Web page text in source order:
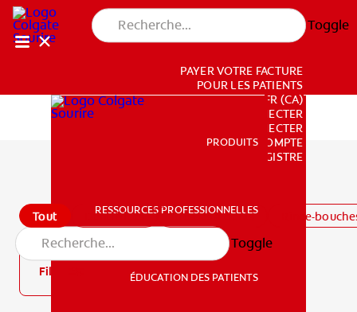
Toggle
PRODUITS
RESSOURCES PROFESSIONNELLES
PAYER VOTRE FACTURE
POUR LES PATIENTS
FR (CA)
SE CONNECTER
SE DÉCONNECTER
PARAMÈTRES DU COMPTE
REGISTRE
PRODUITS
RESSOURCES PROFESSIONNELLES
ÉDUCATION DES PATIENTS
Toggle
Tout Dentifrices Brosses à dents Rince-
Filtre